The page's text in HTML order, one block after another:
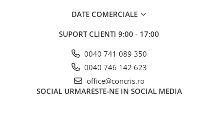
DATE COMERCIALE
SUPORT CLIENTI 9:00 - 17:00
0040 741 089 350
0040 746 142 623
office@concris.ro
SOCIAL URMARESTE-NE IN SOCIAL MEDIA